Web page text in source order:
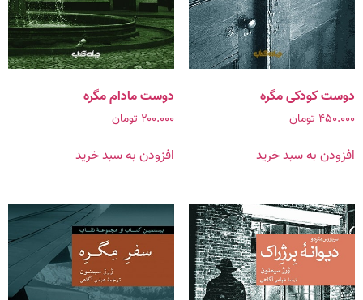
دوست کودکی مگره
۴۵۰.۰۰۰ تومان
افزودن به سبد خرید
دوست مادام مگره
۲۰۰.۰۰۰ تومان
افزودن به سبد خرید